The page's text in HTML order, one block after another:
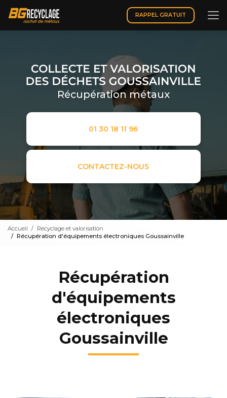
contenu
principal
RAPPEL GRATUIT
Récupération métaux
01 30 18 11 96
CONTACTEZ-NOUS
Accueil
Recyclage et valorisation
Récupération d'équipements électroniques Goussainville
Récupération
d'équipements
électroniques
Goussainville